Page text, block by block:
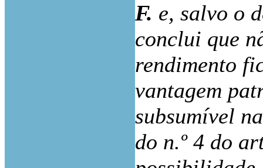
F. e, salvo o
conclui que
rendimento
vantagem
subsumível
do n.º 4 do